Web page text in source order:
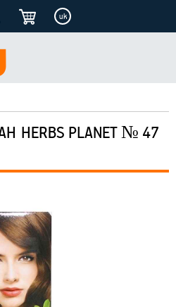
uk
HERBS PLANET № 47